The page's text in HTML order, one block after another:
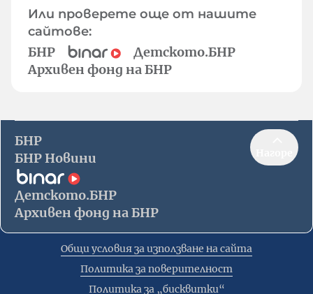
Или проверете още от нашите
сайтове:
БНР
Детското.БНР
Архивен фонд на БНР
БНР
БНР Новини
Детското.БНР
Архивен фонд на БНР
Общи условия за използване на сайта
Политика за поверителност
Политика за „бисквитки“